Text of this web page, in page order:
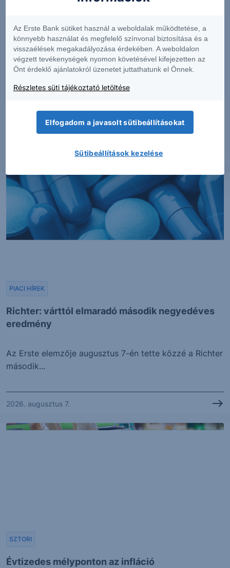
Erős lett a MOL második negyedéve
PIACI HÍREK
Richter: várttól elmaradó második negyedéves
eredmény
PIACI HÍREK
Az Erste elemzője augusztus 7-én tette közzé a Richter
második...
2026. augusztus 7.
Évtizedes mélyponton az infláció
SZTORI
Az Erste Bank sütiket használ a weboldalak működtetése, a
könnyebb használat és megfelelő színvonal biztosítása és a
visszaélések megakadályozása érdekében. A weboldalon
végzett tevékenységek nyomon követésével kifejezetten az
Önt érdeklő ajánlatokról üzenetet juttathatunk el Önnek.
Részletes süti tájékoztató letöltése
Elfogadom a javasolt sütibeállításokat
Sütibeállítások kezelése